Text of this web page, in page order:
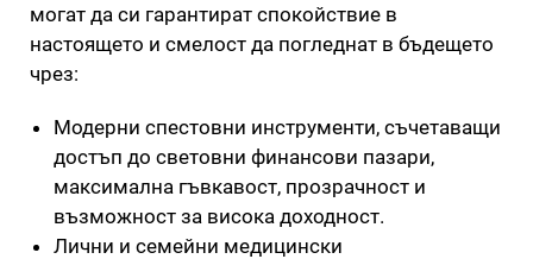
могат да си гарантират спокойствие в
настоящето и смелост да погледнат в бъдещето
чрез:
Модерни спестовни инструменти, съчетаващи
достъп до световни финансови пазари,
максимална гъвкавост, прозрачност и
възможност за висока доходност.
Лични и семейни медицински